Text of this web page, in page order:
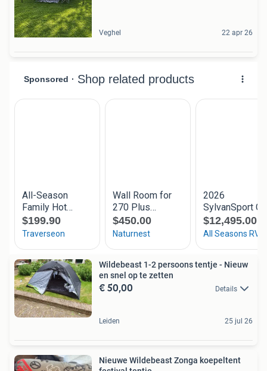
Veghel 22 apr 26
Wildebeast 1-2 persoons tentje - Nieuw
en snel op te zetten
€ 50,00 Details
Leiden 25 jul 26
Nieuwe Wildebeast Zonga koepeltent